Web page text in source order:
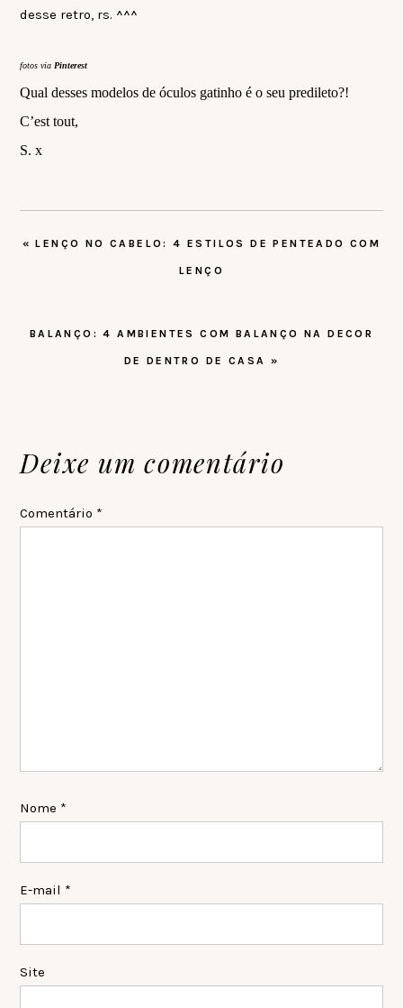
desse retro, rs. ^^^
fotos via Pinterest
Qual desses modelos de óculos gatinho é o seu predileto?!
C’est tout,
S. x
POST
« LENÇO NO CABELO: 4 ESTILOS DE PENTEADO COM
LENÇO
PRÓXIMO
BALANÇO: 4 AMBIENTES COM BALANÇO NA DECOR
DE DENTRO DE CASA »
Reader
Deixe um comentário
Comentário *
Nome *
E-mail *
Site